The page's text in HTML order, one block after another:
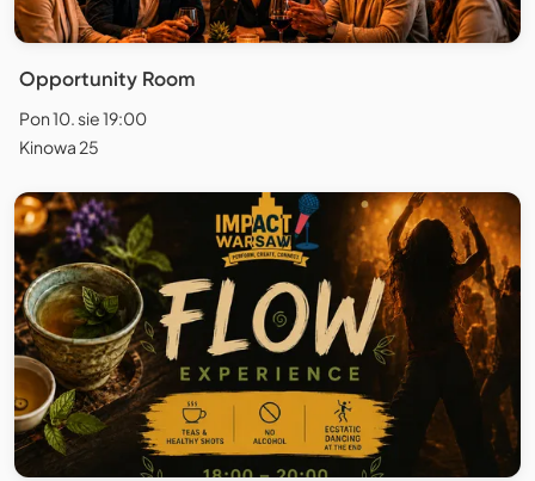
Opportunity Room
Pon 10. sie 19:00
Kinowa 25